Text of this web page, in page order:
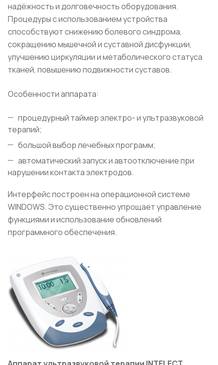
надёжность и долговечность оборудования.
Процедуры с использованием устройства
способствуют снижению болевого синдрома,
сокращению мышечной и суставной дисфункции,
улучшению циркуляции и метаболического статуса
тканей, повышению подвижности суставов.
Особенности аппарата:
процедурный таймер электро- и ультразвуковой
терапий;
большой выбор лечебных программ;
автоматический запуск и автоотключение при
нарушении контакта электродов.
Интерфейс построен на операционной системе
WINDOWS. Это существенно упрощает управление
функциями и использование обновлений
программного обеспечения.